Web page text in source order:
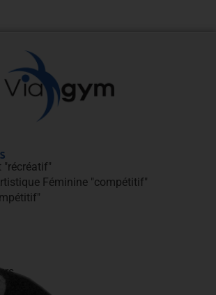
"récréatif"
Féminine "compétitif"